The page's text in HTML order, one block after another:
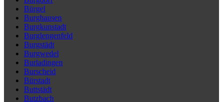
Bürgel
Burghausen
Burgkunstadt
Burglengenfeld
Burgstädt
Burgwedel
Burladingen
Burscheid
Bürstadt
Buttstädt
Butzbach